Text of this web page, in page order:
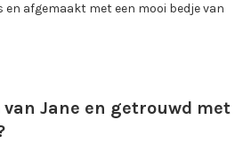
en afgemaakt met een mooi bedje van
Jane en getrouwd met